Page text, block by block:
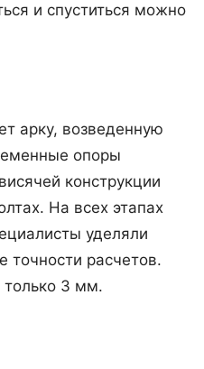
и спуститься можно
арку, возведенную
опоры
конструкции
На всех этапах
уделяли
точности расчетов.
только 3 мм.